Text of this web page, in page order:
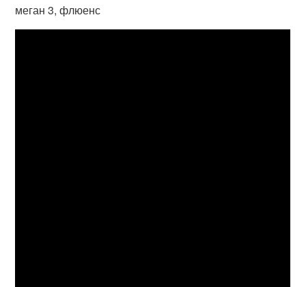
меган 3, флюенс